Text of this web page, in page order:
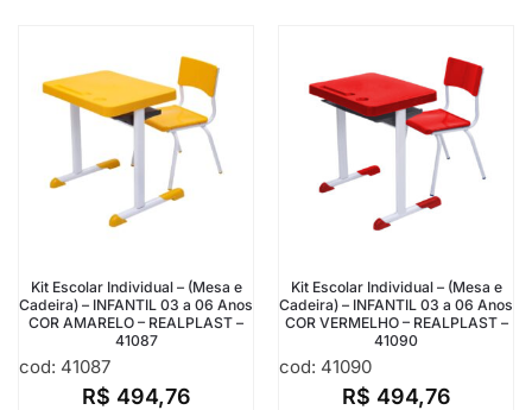
Kit Escolar Individual – (Mesa e
Cadeira) – INFANTIL 03 a 06 Anos
COR AMARELO – REALPLAST –
41087
cod: 41087
R$ 494,76
Kit Escolar Individual – (Mesa e
Cadeira) – INFANTIL 03 a 06 Anos
COR VERMELHO – REALPLAST –
41090
cod: 41090
R$ 494,76